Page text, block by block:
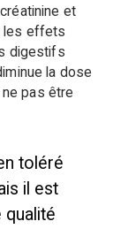
et
les effets
digestifs
la dose
pas être
toléré
il est
qualité